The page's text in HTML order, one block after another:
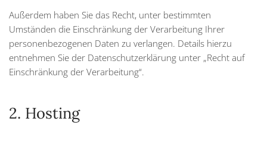
Außerdem haben Sie das Recht, unter bestimmten
Umständen die Einschränkung der Verarbeitung Ihrer
personenbezogenen Daten zu verlangen. Details hierzu
entnehmen Sie der Datenschutzerklärung unter „Recht auf
Einschränkung der Verarbeitung“.
2. Hosting